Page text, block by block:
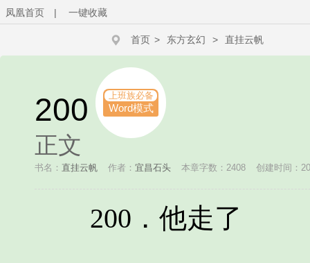
凤凰首页 | 一键收藏
首页 > 东方玄幻 > 直挂云帆
200 上班族必备
Word模式
正文
书名： 直挂云帆 作者： 宜昌石头 本章字数：2408 创建时间：
200．他走了